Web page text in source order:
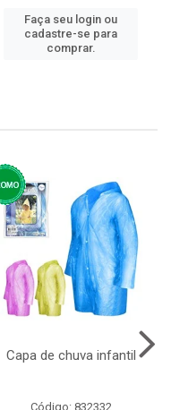
Faça seu login ou
cadastre-se para
comprar.
Capa de chuva infantil
Código: 832332